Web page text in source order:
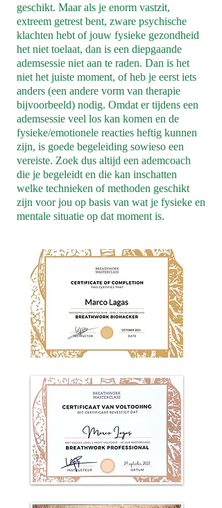
geschikt. Maar als je enorm vastzit,
extreem getrest bent, zware psychische
klachten hebt of jouw fysieke gezondheid
het niet toelaat, dan is een diepgaande
ademsessie niet aan te raden. Dan is het
niet het juiste moment, of heb je eerst iets
anders (een andere vorm van therapie
bijvoorbeeld) nodig. Omdat er tijdens een
ademsessie veel los kan komen en de
fysieke/emotionele reacties heftig kunnen
zijn, is goede begeleiding sowieso een
vereiste. Zoek dus altijd een ademcoach
die je begeleidt en die kan inschatten
welke technieken of methoden geschikt
zijn voor jou op basis van wat je fysieke en
mentale situatie op dat moment is.